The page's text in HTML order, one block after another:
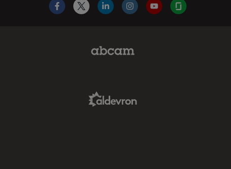
Facebook
X LinkedInInstagramYouTubeGlassdoor